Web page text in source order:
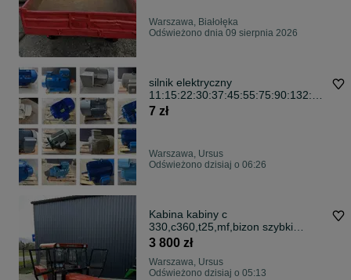
Warszawa, Białołęka
Odświeżono dnia 09 sierpnia 2026
silnik elektryczny
11:15:22:30:37:45:55:75:90:132:16
0:200:250:400kW
7 zł
Warszawa, Ursus
Odświeżono dzisiaj o 06:26
Kabina kabiny c
330,c360,t25,mf,bizon szybki
transport
3 800 zł
Warszawa, Ursus
Odświeżono dzisiaj o 05:13